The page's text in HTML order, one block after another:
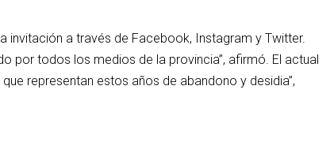
invitación a través de Facebook, Instagram y Twitter.
por todos los medios de la provincia”, afirmó. El actual
representan estos años de abandono y desidia”,